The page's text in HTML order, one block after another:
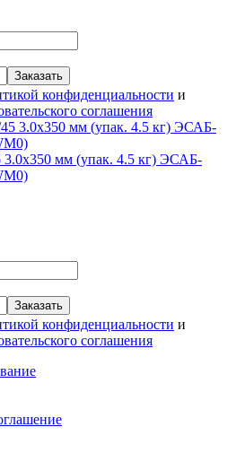
конфиденциальности и
соглашения
мм (упак. 4.5 кг) ЭСАБ-
конфиденциальности и
соглашения